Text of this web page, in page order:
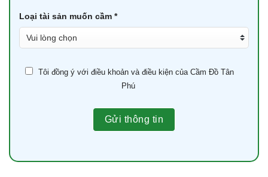
Loại tài sản muốn cầm *
Tôi đồng ý với điều khoản và điều kiện của Cầm Đồ Tân
Phú